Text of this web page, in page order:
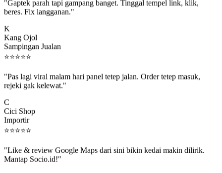
beres. Fix langganan."
Kang Ojol
Sampingan Jualan
⭐⭐⭐⭐⭐
rejeki gak kelewat."
Cici Shop
Importir
⭐⭐⭐⭐⭐
Mantap Socio.id!"